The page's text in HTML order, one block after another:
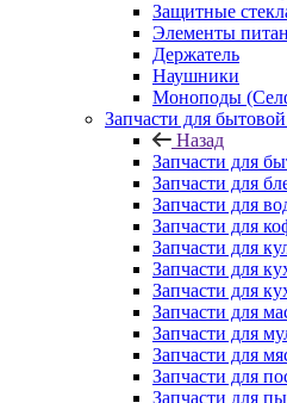
Защитные
Элементы
Держатель
Наушники
Моноподы
Запчасти для
Назад
Запчасти для
Запчасти для
Запчасти для
Запчасти для
Запчасти для
Запчасти для
Запчасти для
Запчасти для
Запчасти для
Запчасти для
Запчасти для
Запчасти для